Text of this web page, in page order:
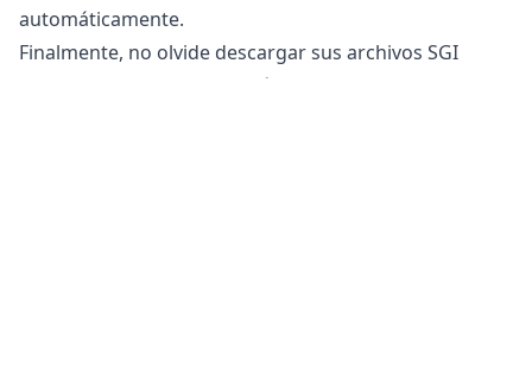
automáticamente.
Finalmente, no olvide descargar sus archivos SGI
convertidos, que ahora están optimizados para su uso